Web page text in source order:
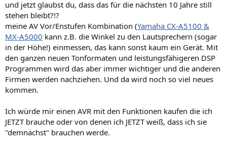
und jetzt glaubst du, dass das für die nächsten 10 Jahre still
stehen bleibt?!?
meine AV Vor/Enstufen Kombination (Yamaha CX-A5100 &
MX-A5000 kann z.B. die Winkel zu den Lautsprechern (sogar
in der Höhe!) einmessen, das kann sonst kaum ein Gerät. Mit
den ganzen neuen Tonformaten und leistungsfähigeren DSP
Programmen wird das aber immer wichtiger und die anderen
Firmen werden nachziehen. Und da wird noch so viel neues
kommen.
Ich würde mir einen AVR mit den Funktionen kaufen die ich
JETZT brauche oder von denen ich JETZT weiß, dass ich sie
"demnächst" brauchen werde.